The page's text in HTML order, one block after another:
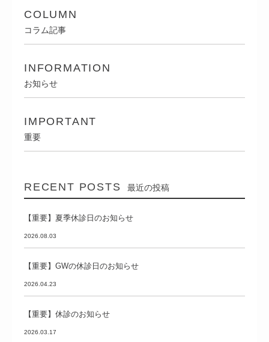
COLUMN
コラム記事
INFORMATION
お知らせ
IMPORTANT
重要
RECENT POSTS 最近の投稿
【重要】夏季休診日のお知らせ
2026.08.03
【重要】GWの休診日のお知らせ
2026.04.23
【重要】休診のお知らせ
2026.03.17